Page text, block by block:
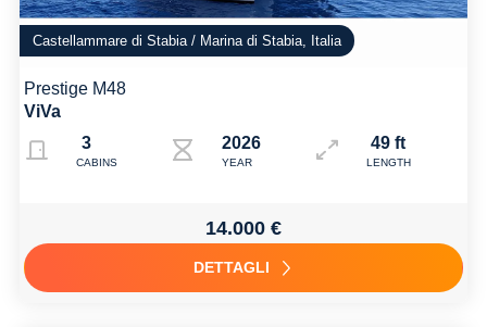
Castellammare di Stabia / Marina di Stabia, Italia
Prestige M48
ViVa
3
CABINS
2026
YEAR
49 ft
LENGTH
14.000 €
DETTAGLI